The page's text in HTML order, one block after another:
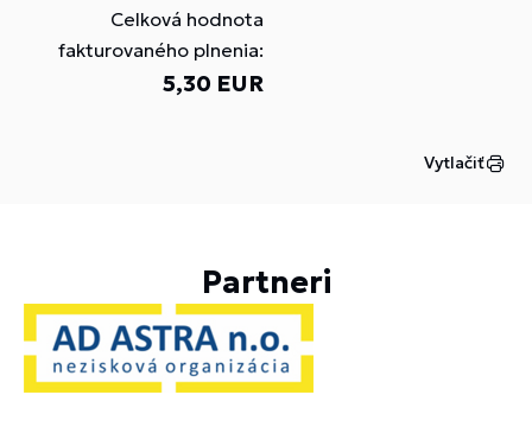
Celková hodnota
fakturovaného plnenia:
5,30 EUR
Vytlačiť
Partneri